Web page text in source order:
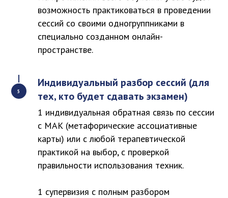
возможность практиковаться в проведении
сессий со своими одногруппниками в
специально созданном онлайн-
пространстве.
Индивидуальный разбор сессий (для
тех, кто будет сдавать экзамен)
1 индивидуальная обратная связь по сессии
с МАК (метафорические ассоциативные
карты) или с любой терапевтической
практикой на выбор, с проверкой
правильности использования техник.
1 супервизия с полным разбором